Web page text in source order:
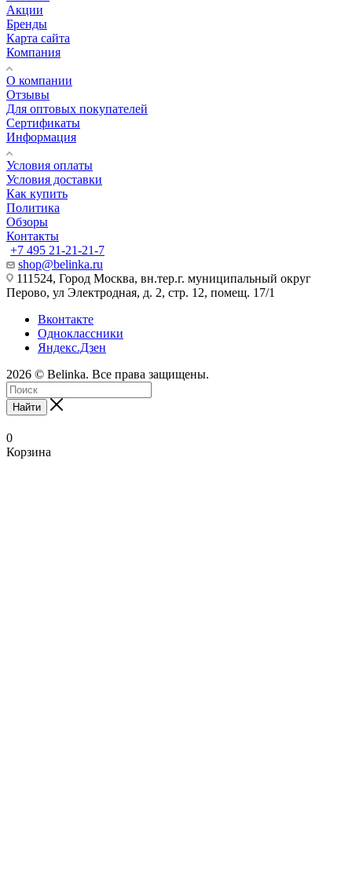
Акции
Бренды
Карта сайта
Компания
О компании
Отзывы
Для оптовых покупателей
Сертификаты
Информация
Условия оплаты
Условия доставки
Как купить
Политика
Обзоры
Контакты
+7 495 21-21-21-7
shop@belinka.ru
111524, Город Москва, вн.тер.г. муниципальный округ
Перово, ул Электродная, д. 2, стр. 12, помещ. 17/1
Вконтакте
Одноклассники
Яндекс.Дзен
2026 © Belinka. Все права защищены.
Найти
0
Корзина